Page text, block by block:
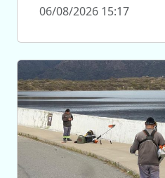
06/08/2026 15:17